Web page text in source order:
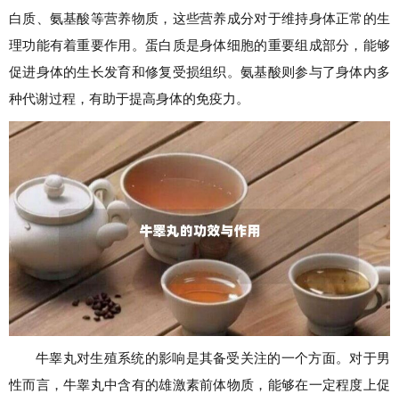
白质、氨基酸等营养物质，这些营养成分对于维持身体正常的生
理功能有着重要作用。蛋白质是身体细胞的重要组成部分，能够
促进身体的生长发育和修复受损组织。氨基酸则参与了身体内多
种代谢过程，有助于提高身体的免疫力。
牛睾丸对生殖系统的影响是其备受关注的一个方面。对于男
性而言，牛睾丸中含有的雄激素前体物质，能够在一定程度上促